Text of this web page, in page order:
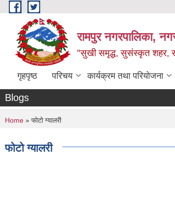
Skip to main content
रामपुर नगरपालिका,
"सुखी समृद्ध, सुसंस्कृत शहर,
गृहपृष्ठ परिचय कार्यक्रम तथा परियोजना
Blogs
You are here
Home » फोटो ग्यालरी
फोटो ग्यालरी